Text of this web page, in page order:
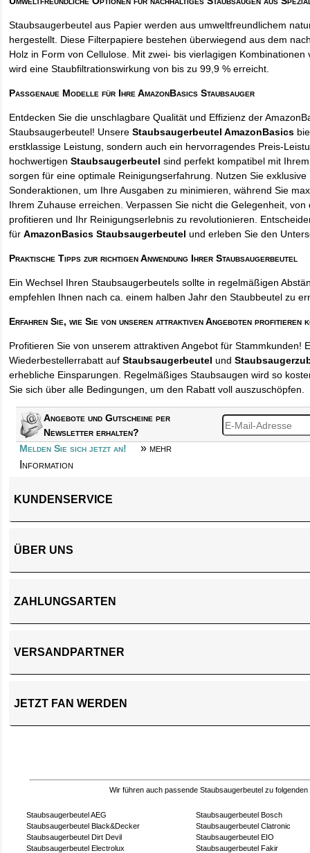
Staubsaugerbeutel aus Papier werden aus umweltfreundlichem
hergestellt. Diese Filterpapiere bestehen überwiegend aus dem
Holz in Form von Cellulose. Mit zwei- bis vierlagigen Kombinationen
wird eine Staubfiltrationswirkung von bis zu 99,9 % erreicht.
Passgenaue Modelle für Ihre AmazonBasics Staubsauger
Entdecken Sie die unschlagbare Qualität und Effizienz der
Staubsaugerbeutel! UnsereStaubsaugerbeutel AmazonBasics
erstklassige Leistung, sondern auch ein hervorragendes Preis-
hochwertigenStaubsaugerbeutel sind perfekt kompatibel mit
sorgen für eine optimale Reinigungserfahrung. Nutzen Sie exklusive
Sonderaktionen, um Ihre Ausgaben zu minimieren, während Sie
Ihrem Zuhause erreichen. Verpassen Sie nicht die Gelegenheit, von
profitieren und Ihr Reinigungserlebnis zu revolutionieren.
fürAmazonBasics Staubsaugerbeutel und erleben Sie den
Praktische Tipps zur richtigen Anwendung Ihrer Staubsaugerbeutel
Ein Wechsel Ihren Staubsaugerbeutels sollte in regelmäßigen
empfehlen Ihnen nach ca. einem halben Jahr den Staubbeutel zu
Erfahren Sie, wie Sie von unseren attraktiven Angeboten profitieren
Profitieren Sie von unserem attraktiven Angebot für Stammkunden!
Wiederbestellerrabatt aufStaubsaugerbeutel und
erhebliche Einsparungen. Regelmäßiges Staubsaugen wird so
Sie sich über alle Bedingungen, um den Rabatt voll auszuschöpfen.
Angebote und Gutscheine per
Newsletter erhalten?
Melden Sie sich jetzt an!
» mehr
Information
KUNDENSERVICE
ÜBER UNS
ZAHLUNGSARTEN
VERSANDPARTNER
JETZT FAN WERDEN
Wir führen auch passende Staubsaugerbeutel zu folgenden
Staubsaugerbeutel AEG
Staubsaugerbeutel Bosch
Staubsaugerbeutel Black&Decker
Staubsaugerbeutel Clatronic
Staubsaugerbeutel Dirt Devil
Staubsaugerbeutel EIO
Staubsaugerbeutel Electrolux
Staubsaugerbeutel Fakir